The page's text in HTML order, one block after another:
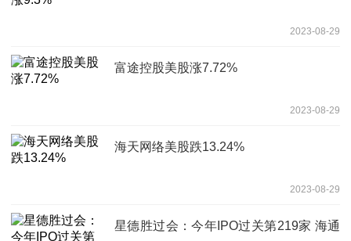
2023-08-29
富途控股美股涨7.72%
2023-08-29
海天网络美股跌13.24%
2023-08-29
星德胜过会：今年IPO过关第219家 海通